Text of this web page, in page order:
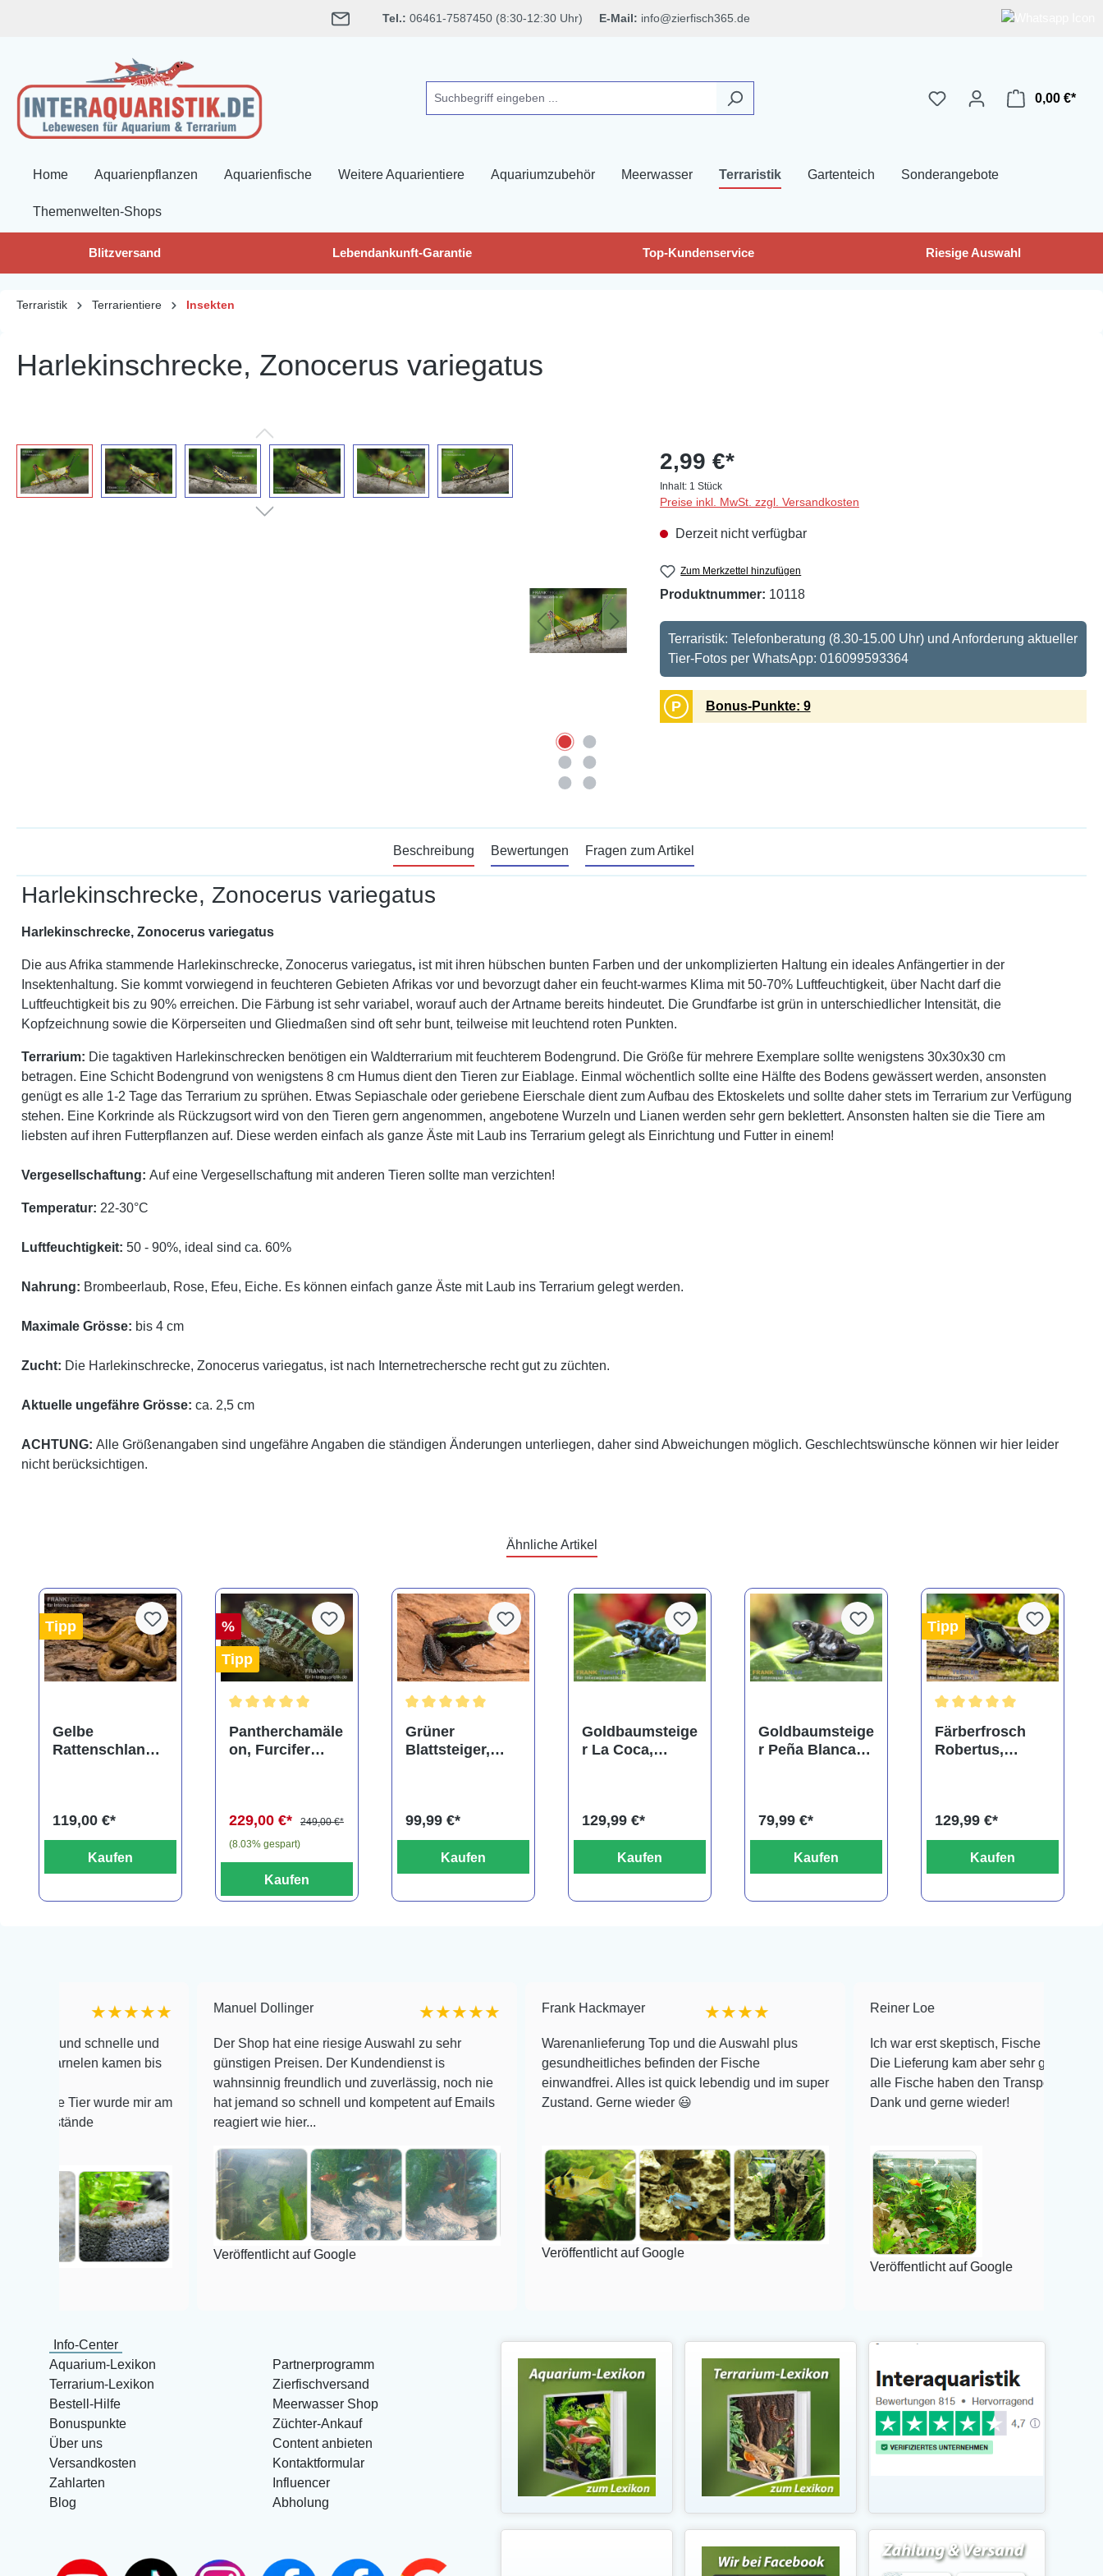
Tel.: 06461-7587450 (8:30-12:30 Uhr) E-Mail: info@zierfisch365.de
0,00 €*
Home Aquarienpflanzen Aquarienfische Weitere Aquarientiere Aquariumzubehör Meerwasser Terraristik Gartenteich Sonderangebote
Themenwelten-Shops
Blitzversand Lebendankunft-Garantie Top-Kundenservice Riesige Auswahl
Terraristik Terrarientiere Insekten
Harlekinschrecke, Zonocerus variegatus
Bildergalerie überspringen 2,99 €*
Inhalt: 1 Stück
Preise inkl. MwSt. zzgl. Versandkosten
Derzeit nicht verfügbar
Zum Merkzettel hinzufügen
Produktnummer: 10118
Terraristik: Telefonberatung (8.30-15.00 Uhr) und Anforderung aktueller
Tier-Fotos per WhatsApp: 016099593364
P Bonus-Punkte: 9
Beschreibung Bewertungen Fragen zum Artikel
Harlekinschrecke, Zonocerus variegatus
Harlekinschrecke, Zonocerus variegatus
Die aus Afrika stammende Harlekinschrecke, Zonocerus variegatus, ist mit ihren hübschen bunten Farben und der unkomplizierten Haltung ein ideales Anfängertier in der
Insektenhaltung. Sie kommt vorwiegend in feuchteren Gebieten Afrikas vor und bevorzugt daher ein feucht-warmes Klima mit 50-70% Luftfeuchtigkeit, über Nacht darf die
Luftfeuchtigkeit bis zu 90% erreichen. Die Färbung ist sehr variabel, worauf auch der Artname bereits hindeutet. Die Grundfarbe ist grün in unterschiedlicher Intensität, die
Kopfzeichnung sowie die Körperseiten und Gliedmaßen sind oft sehr bunt, teilweise mit leuchtend roten Punkten.
Terrarium: Die tagaktiven Harlekinschrecken benötigen ein Waldterrarium mit feuchterem Bodengrund. Die Größe für mehrere Exemplare sollte wenigstens 30x30x30 cm
betragen. Eine Schicht Bodengrund von wenigstens 8 cm Humus dient den Tieren zur Eiablage. Einmal wöchentlich sollte eine Hälfte des Bodens gewässert werden, ansonsten
genügt es alle 1-2 Tage das Terrarium zu sprühen. Etwas Sepiaschale oder geriebene Eierschale dient zum Aufbau des Ektoskelets und sollte daher stets im Terrarium zur Verfügung
stehen. Eine Korkrinde als Rückzugsort wird von den Tieren gern angenommen, angebotene Wurzeln und Lianen werden sehr gern beklettert. Ansonsten halten sie die Tiere am
liebsten auf ihren Futterpflanzen auf. Diese werden einfach als ganze Äste mit Laub ins Terrarium gelegt als Einrichtung und Futter in einem!
Vergesellschaftung: Auf eine Vergesellschaftung mit anderen Tieren sollte man verzichten!
Temperatur: 22-30°C
Luftfeuchtigkeit: 50 - 90%, ideal sind ca. 60%
Nahrung: Brombeerlaub, Rose, Efeu, Eiche. Es können einfach ganze Äste mit Laub ins Terrarium gelegt werden.
Maximale Grösse: bis 4 cm
Zucht: Die Harlekinschrecke, Zonocerus variegatus, ist nach Internetrechersche recht gut zu züchten.
Aktuelle ungefähre Grösse: ca. 2,5 cm
ACHTUNG: Alle Größenangaben sind ungefähre Angaben die ständigen Änderungen unterliegen, daher sind Abweichungen möglich. Geschlechtswünsche können wir hier leider
nicht berücksichtigen.
Ähnliche Artikel
Tipp
Gelbe
Rattenschlange,
119,00 €*
Kaufen
%
Tipp
Pantherchamäle
on, Furcifer
229,00 €*
249,00 €*
(8.03% gespart)
Kaufen
Grüner
Blattsteiger,
99,99 €*
Kaufen
Goldbaumsteige
r La Coca,
129,99 €*
Kaufen
Goldbaumsteige
r Peña Blanca,
79,99 €*
Kaufen
Tipp
Färberfrosch
Robertus,
129,99 €*
Kaufen
★★★★★
schnelle und
kamen bis
Tier wurde mir am
Manuel Dollinger ★★★★★
Der Shop hat eine riesige Auswahl zu sehr
günstigen Preisen. Der Kundendienst is
wahnsinnig freundlich und zuverlässig, noch nie
hat jemand so schnell und kompetent auf Emails
reagiert wie hier...
Veröffentlicht auf Google
Frank Hackmayer ★★★★
Warenanlieferung Top und die Auswahl plus
gesundheitliches befinden der Fische
einwandfrei. Alles ist quick lebendig und im super
Zustand. Gerne wieder 😃
Veröffentlicht auf Google
Reiner Loe
Ich war erst skeptisch, Fische online zu bestellen!
Die Lieferung kam aber sehr gut verpackt an und
alle Fische haben den Transport überlebt! Vielen
Dank und gerne wieder!
Veröffentlicht auf Google
Info-Center
Aquarium-Lexikon
Terrarium-Lexikon
Bestell-Hilfe
Bonuspunkte
Über uns
Versandkosten
Zahlarten
Blog
Partnerprogramm
Zierfischversand
Meerwasser Shop
Züchter-Ankauf
Content anbieten
Kontaktformular
Influencer
Abholung